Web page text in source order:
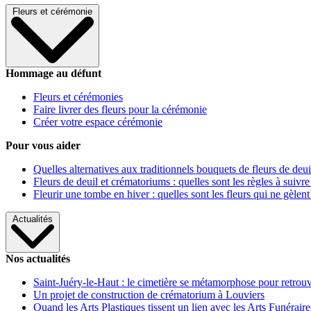
Fleurs et cérémonie
Hommage au défunt
Fleurs et cérémonies
Faire livrer des fleurs pour la cérémonie
Créer votre espace cérémonie
Pour vous aider
Quelles alternatives aux traditionnels bouquets de fleurs de
Fleurs de deuil et crématoriums : quelles sont les règles à
Fleurir une tombe en hiver : quelles sont les fleurs qui ne gèlent
Actualités
Nos actualités
Saint-Juéry-le-Haut : le cimetière se métamorphose pour
Un projet de construction de crématorium à Louviers
Quand les Arts Plastiques tissent un lien avec les Arts